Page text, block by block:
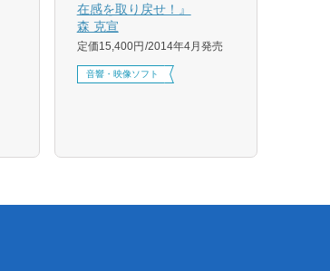
在感を取り戻せ！』
森 克宣
定価15,400円 2014年4月発売
音響・映像ソフト